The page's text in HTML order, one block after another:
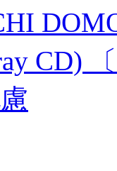
CD)